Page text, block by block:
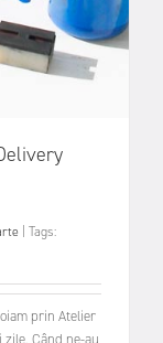
| Tags:
prin Atelier
Când ne-au